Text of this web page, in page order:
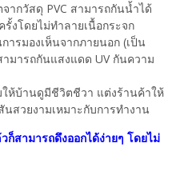
ากวัสดุ PVC สามารถกันน้ำได้
งโดยไม่ทำลายเนื้อกระจก
ารมองเห็นจากภายนอก (เป็น
มารถกันแสงแดด UV กันความ
ให้บ้านดูมีชีวิตชีวา แต่งร้านค้าให้
สวยงามเหมาะกับการทำงาน
ก็สามารถดึงออกได้ง่ายๆ โดยไม่